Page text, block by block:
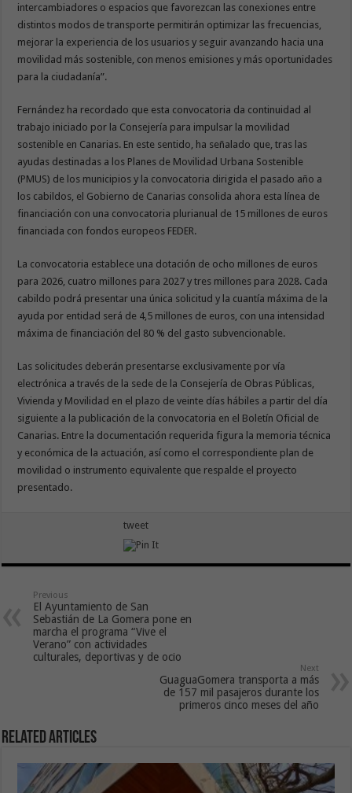
intercambiadores o espacios que favorezcan las conexiones entre
distintos modos de transporte permitirán optimizar las frecuencias,
mejorar la experiencia de los usuarios y seguir avanzando hacia una
movilidad más sostenible, con menos emisiones y más oportunidades
para la ciudadanía”.
Fernández ha recordado que esta convocatoria da continuidad al
trabajo iniciado por la Consejería para impulsar la movilidad
sostenible en Canarias. En este sentido, ha señalado que, tras las
ayudas destinadas a los Planes de Movilidad Urbana Sostenible
(PMUS) de los municipios y la convocatoria dirigida el pasado año a
los cabildos, el Gobierno de Canarias consolida ahora esta línea de
financiación con una convocatoria plurianual de 15 millones de euros
financiada con fondos europeos FEDER.
La convocatoria establece una dotación de ocho millones de euros
para 2026, cuatro millones para 2027 y tres millones para 2028. Cada
cabildo podrá presentar una única solicitud y la cuantía máxima de la
ayuda por entidad será de 4,5 millones de euros, con una intensidad
máxima de financiación del 80 % del gasto subvencionable.
Las solicitudes deberán presentarse exclusivamente por vía
electrónica a través de la sede de la Consejería de Obras Públicas,
Vivienda y Movilidad en el plazo de veinte días hábiles a partir del día
siguiente a la publicación de la convocatoria en el Boletín Oficial de
Canarias. Entre la documentación requerida figura la memoria técnica
y económica de la actuación, así como el correspondiente plan de
movilidad o instrumento equivalente que respalde el proyecto
presentado.
tweet
Previous
El Ayuntamiento de San
Sebastián de La Gomera pone en
marcha el programa “Vive el
Verano” con actividades
culturales, deportivas y de ocio
Next
GuaguaGomera transporta a más
de 157 mil pasajeros durante los
primeros cinco meses del año
Related Articles